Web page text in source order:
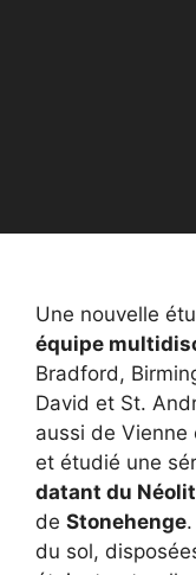
Une nouvelle
équipe
Bradford,
David et St.
aussi de Vienne
et étudié une
datant du
de Stonehenge
du sol,